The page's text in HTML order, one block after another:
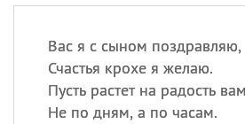
Вас я с сыном поздравляю,
Счастья крохе я желаю.
Пусть растет на радость вам
Не по дням, а по часам.
11.08
11.08